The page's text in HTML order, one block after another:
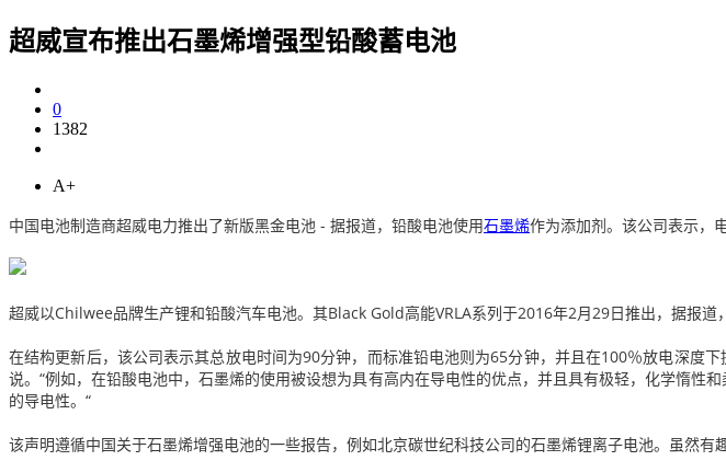
超威宣布推出石墨烯增强型铅酸蓄电池
0
1382
A+
中国电池制造商超威电力推出了新版黑金电池 - 据报道，铅酸电池使用石墨烯作为添加剂。 该公司表示，
超威以Chilwee品牌生产锂和铅酸汽车电池。 其Black Gold高能VRLA系列于2016年2月29日推出，据报道
在结构更新后，该公司表示其总放电时间为90分钟，而标准铅电池则为65分钟，并且在100％放电深度
说。“例如，在铅酸电池中，石墨烯的使用被设想为具有高内在导电性的优点，并且具有极轻，化学惰性
的导电性。“
该声明遵循中国关于石墨烯增强电池的一些报告，例如北京碳世纪科技公司的石墨烯锂离子电池。 虽然有